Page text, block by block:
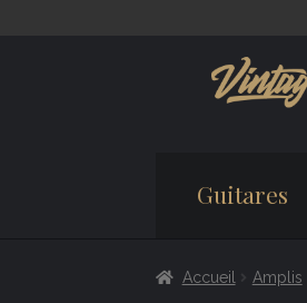
la
au
contenu
Guitares
Accueil Amplis